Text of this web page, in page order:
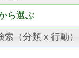
ら選ぶ
索（分類 x 行動）